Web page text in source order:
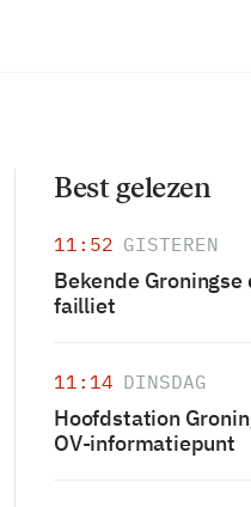
Best gelezen
11:52 GISTEREN
Bekende
failliet
11:14 DINSDAG
Hoofdstation
OV-informatiepunt